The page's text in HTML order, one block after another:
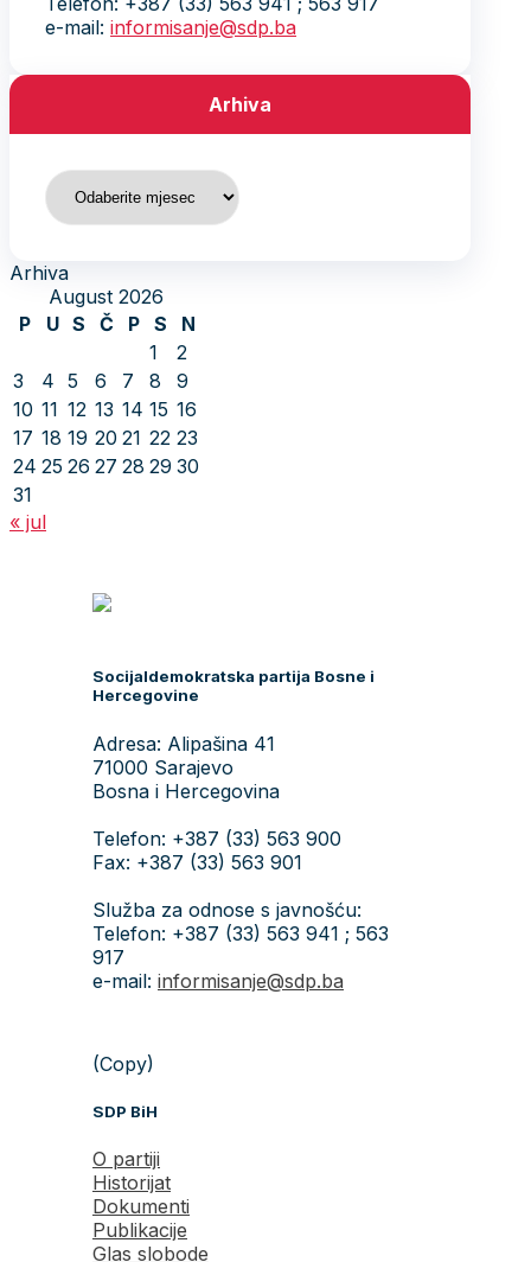
e-mail: informisanje@sdp.ba
Arhiva
Arhiva
Arhiva
August 2026
P
U S Č P S
N
1
2
3
4 5 6 7 8
9
10 11 12 13 14 15 16
17 18 19 20 21 22 23
24 25 26 27 28 29 30
31
« jul
Socijaldemokratska partija Bosne i
Hercegovine
Adresa: Alipašina 41
71000 Sarajevo
Bosna i Hercegovina
Telefon: +387 (33) 563 900
Fax: +387 (33) 563 901
Služba za odnose s javnošću:
Telefon: +387 (33) 563 941 ; 563
917
e-mail: informisanje@sdp.ba
(Copy)
SDP BiH
O partiji
Historijat
Dokumenti
Publikacije
Glas slobode